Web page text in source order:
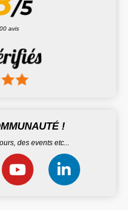
avis
!
des events etc...